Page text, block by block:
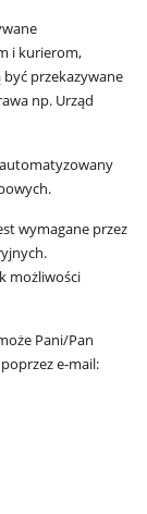
i kurierom,
być przekazywane
np. Urząd
wymagane przez
możliwości
Pani/Pan
e-mail: